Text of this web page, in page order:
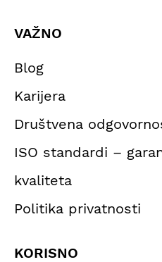
VAŽNO
Blog
Karijera
Društvena
ISO standardi –
kvaliteta
Politika privatnosti
KORISNO